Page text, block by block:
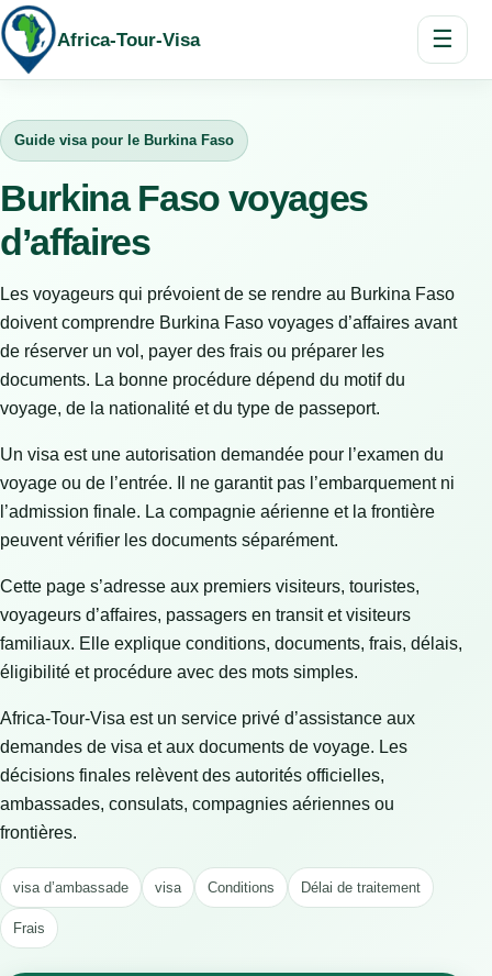
Africa-Tour-Visa ☰
Guide visa pour le Burkina Faso
Burkina Faso voyages
d’affaires
Les voyageurs qui prévoient de se rendre au Burkina Faso
doivent comprendre Burkina Faso voyages d’affaires avant
de réserver un vol, payer des frais ou préparer les
documents. La bonne procédure dépend du motif du
voyage, de la nationalité et du type de passeport.
Un visa est une autorisation demandée pour l’examen du
voyage ou de l’entrée. Il ne garantit pas l’embarquement ni
l’admission finale. La compagnie aérienne et la frontière
peuvent vérifier les documents séparément.
Cette page s’adresse aux premiers visiteurs, touristes,
voyageurs d’affaires, passagers en transit et visiteurs
familiaux. Elle explique conditions, documents, frais, délais,
éligibilité et procédure avec des mots simples.
Africa-Tour-Visa est un service privé d’assistance aux
demandes de visa et aux documents de voyage. Les
décisions finales relèvent des autorités officielles,
ambassades, consulats, compagnies aériennes ou
frontières.
visa d’ambassade visa Conditions Délai de traitement
Frais